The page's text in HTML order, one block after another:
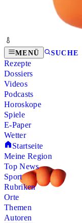
MENÜ SUCHE
Rezepte
Dossiers
Videos
Podcasts
Horoskope
Spiele
E-Paper
Wetter
Startseite
Meine Region
Top News
Sport
Rubriken
Orte
Themen
Autoren